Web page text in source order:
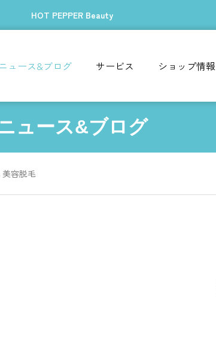
HOT PEPPER Beauty
ニュース&ブログ サービス ショップ情報
ュース&ブログ
美容脱毛